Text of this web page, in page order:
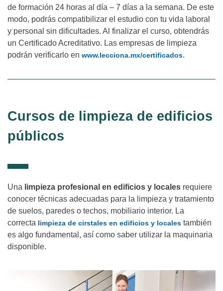
de formación 24 horas al día – 7 días a la semana. De este
modo, podrás compatibilizar el estudio con tu vida laboral
y personal sin dificultades. Al finalizar el curso, obtendrás
un Certificado Acreditativo. Las empresas de limpieza
podrán verificarlo en www.lecciona.mx/certificados.
Cursos de limpieza de edificios
públicos
Una limpieza profesional en edificios y locales requiere
conocer técnicas adecuadas para la limpieza y tratamiento
de suelos, paredes o techos, mobiliario interior. La
correcta limpieza de cirstales en edificios y locales también
es algo fundamental, así como saber utilizar la maquinaria
disponible.